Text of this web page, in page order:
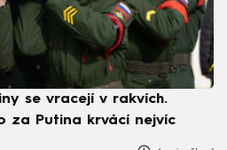
se vracejí v rakvích.
za Putina krvácí nejvíc